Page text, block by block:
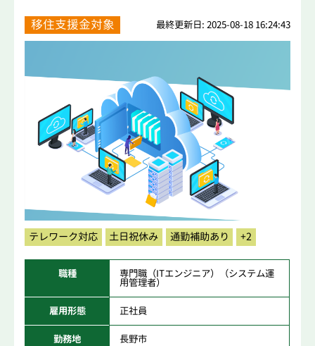
移住支援金対象 最終更新日: 2025-08-18 16:24:43
テレワーク対応 土日祝休み 通勤補助あり +2
職種 専門職（ITエンジニア）（システム運
用管理者）
雇用形態 正社員
勤務地 長野市